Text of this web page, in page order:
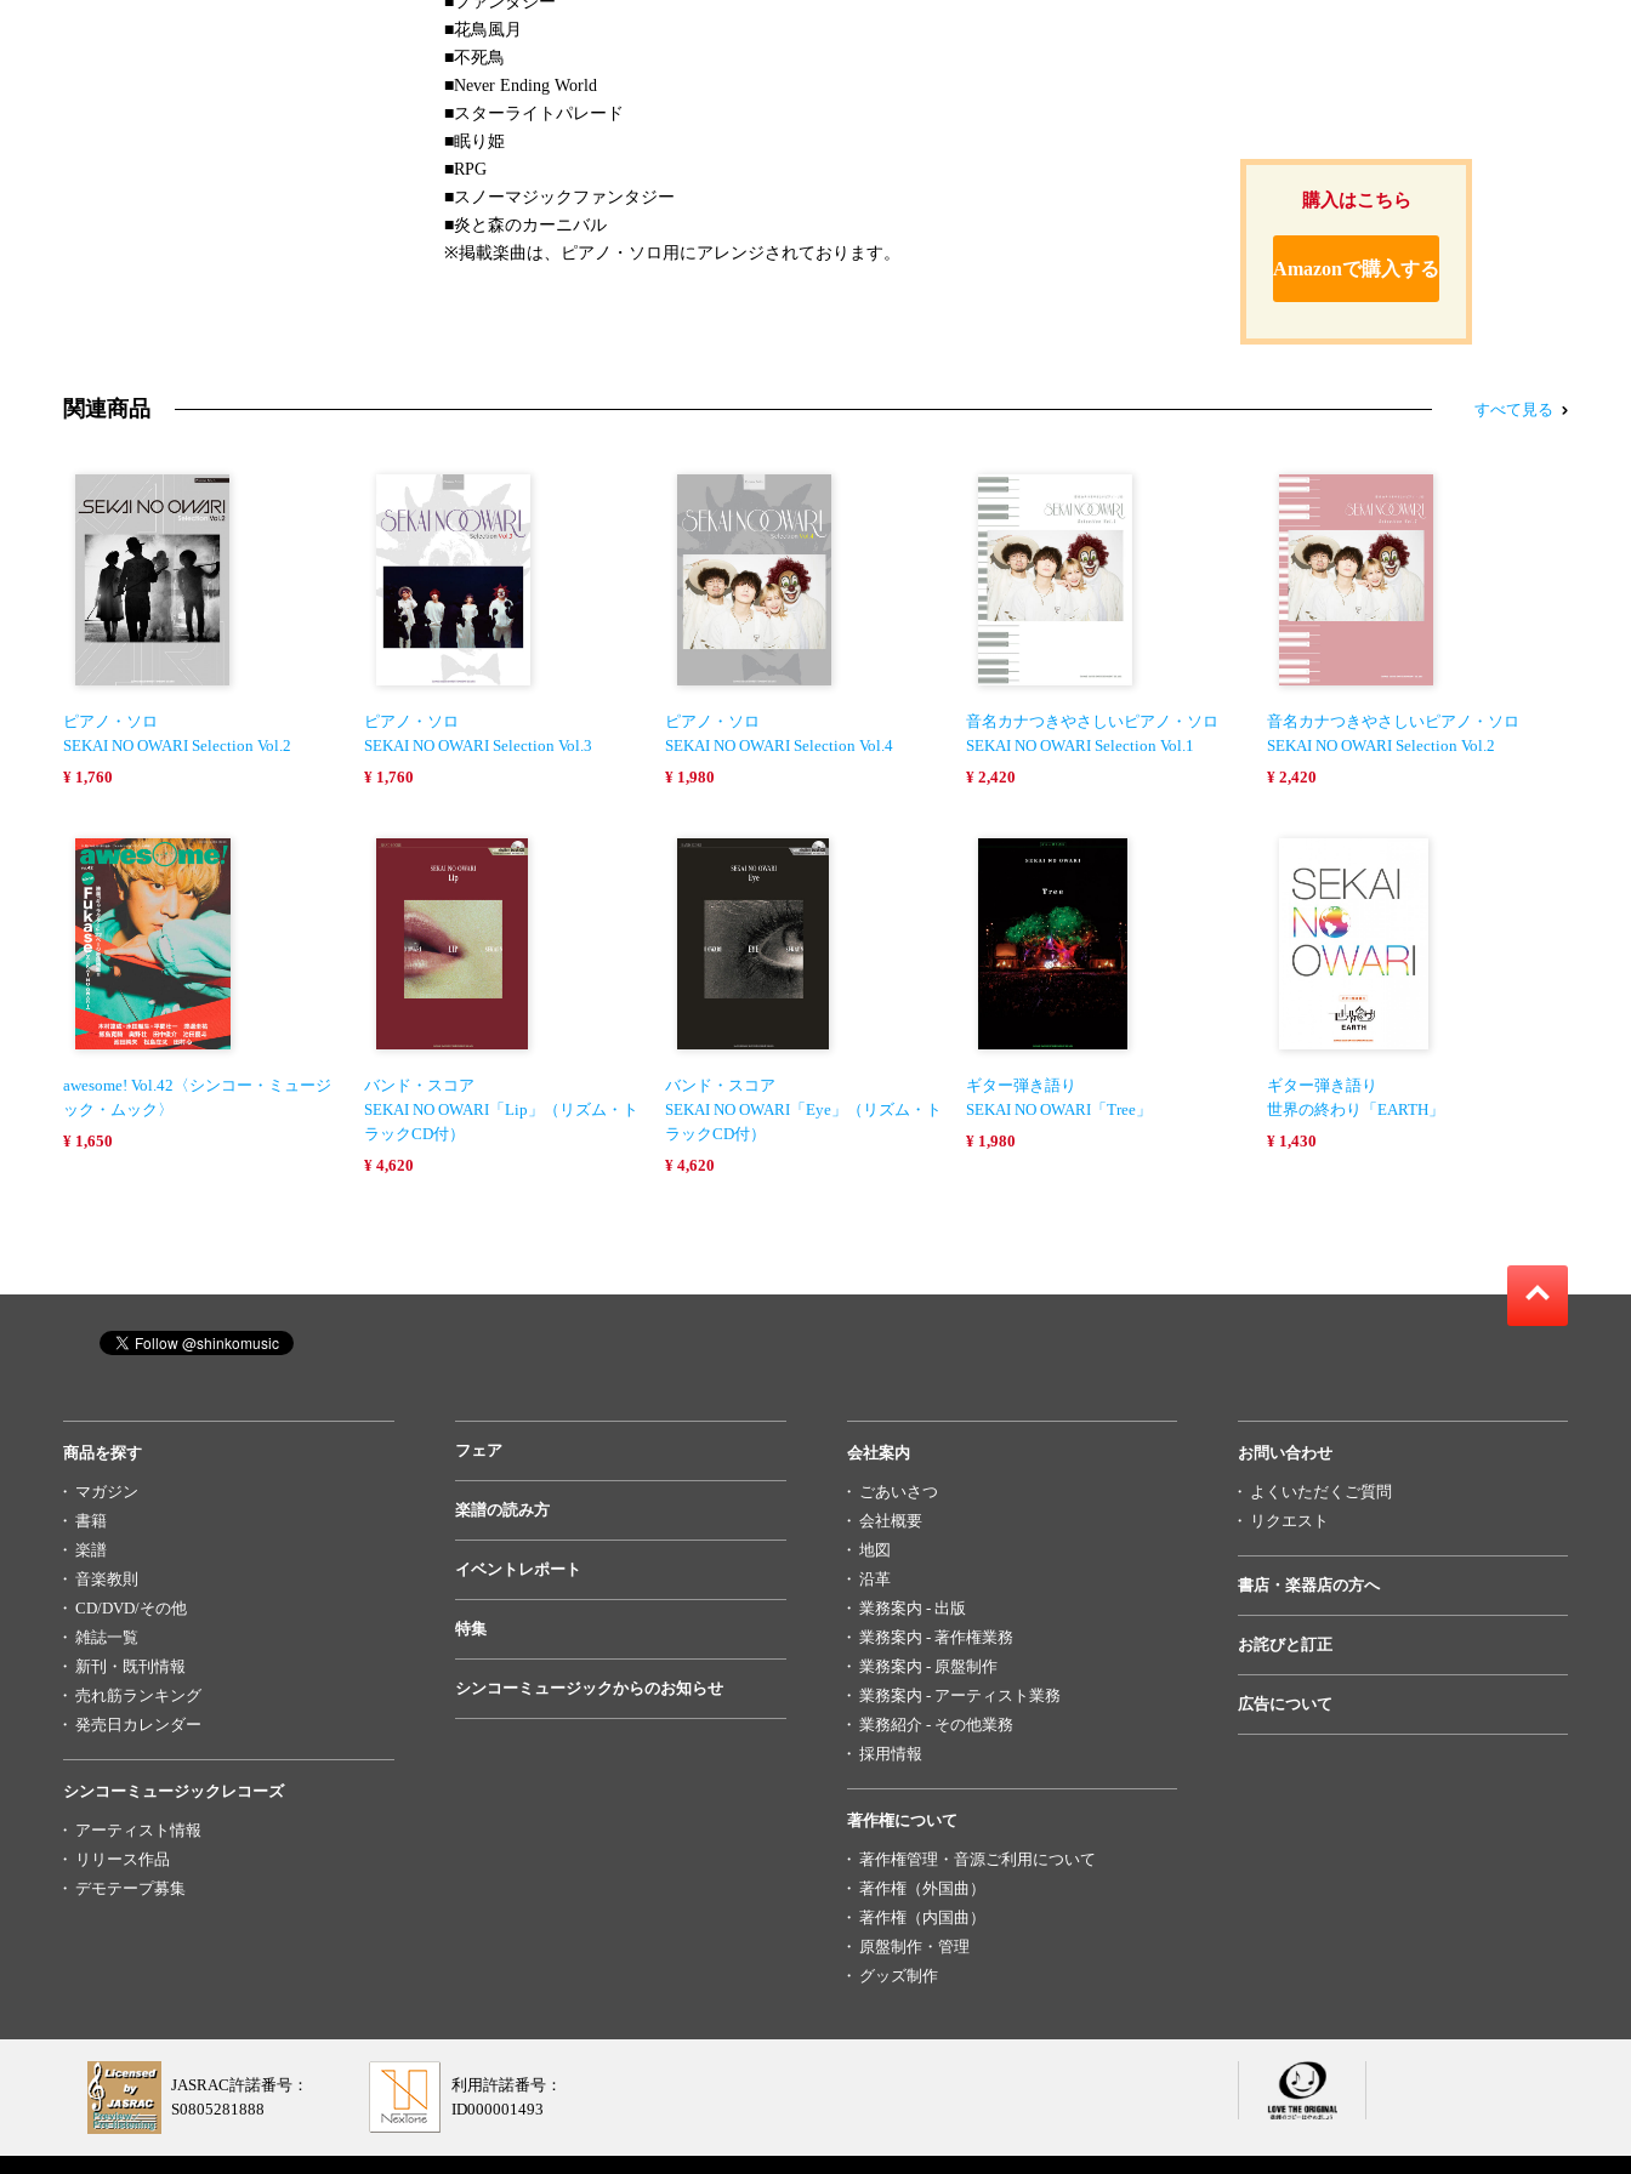
■花鳥風月
■不死鳥
■Never Ending World
■スターライトパレード
■眠り姫
■RPG
■スノーマジックファンタジー
■炎と森のカーニバル
※掲載楽曲は、ピアノ・ソロ用にアレンジされております。
購入はこちら
Amazonで購入する
関連商品 すべて見る
ピアノ・ソロ
SEKAI NO OWARI Selection Vol.2
¥ 1,760
ピアノ・ソロ
SEKAI NO OWARI Selection Vol.3
¥ 1,760
ピアノ・ソロ
SEKAI NO OWARI Selection Vol.4
¥ 1,980
音名カナつきやさしいピアノ・ソロ
SEKAI NO OWARI Selection Vol.1
¥ 2,420
音名カナつきやさしいピアノ・ソロ
SEKAI NO OWARI Selection Vol.2
¥ 2,420
awesome! Vol.42〈シンコー・ミュージ
ック・ムック〉
¥ 1,650
バンド・スコア
SEKAI NO OWARI「Lip」（リズム・ト
ラックCD付）
¥ 4,620
バンド・スコア
SEKAI NO OWARI「Eye」（リズム・ト
ラックCD付）
¥ 4,620
ギター弾き語り
SEKAI NO OWARI「Tree」
¥ 1,980
ギター弾き語り
世界の終わり「EARTH」
¥ 1,430
商品を探す
マガジン
書籍
楽譜
音楽教則
CD/DVD/その他
雑誌一覧
新刊・既刊情報
売れ筋ランキング
発売日カレンダー
シンコーミュージックレコーズ
アーティスト情報
リリース作品
デモテープ募集
フェア
楽譜の読み方
イベントレポート
特集
シンコーミュージックからのお知らせ
会社案内
ごあいさつ
会社概要
地図
沿革
業務案内 - 出版
業務案内 - 著作権業務
業務案内 - 原盤制作
業務案内 - アーティスト業務
業務紹介 - その他業務
採用情報
著作権について
著作権管理・音源ご利用について
著作権（外国曲）
著作権（内国曲）
原盤制作・管理
グッズ制作
お問い合わせ
よくいただくご質問
リクエスト
書店・楽器店の方へ
お詫びと訂正
広告について
JASRAC許諾番号：
S0805281888
利用許諾番号：
ID000001493